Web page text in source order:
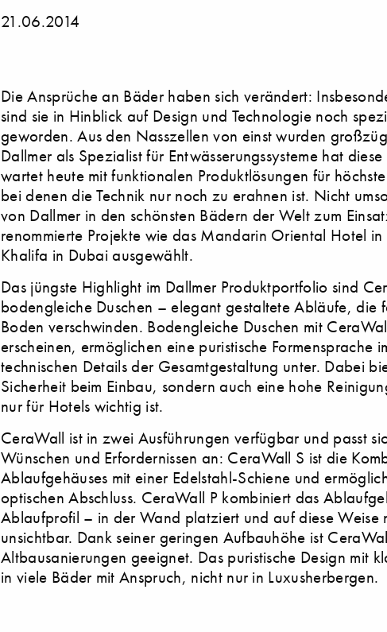
21.06.2014
Die Ansprüche an Bäder haben sich verändert:
sind sie in Hinblick auf Design und Technologie noch
geworden. Aus den Nasszellen von einst wurden
Dallmer als Spezialist für Entwässerungssysteme hat
wartet heute mit funktionalen Produktlösungen für
bei denen die Technik nur noch zu erahnen ist. Nicht
von Dallmer in den schönsten Bädern der Welt zum
renommierte Projekte wie das Mandarin Oriental Hotel
Khalifa in Dubai ausgewählt.
Das jüngste Highlight im Dallmer Produktportfolio sind
bodengleiche Duschen – elegant gestaltete Abläufe, die
Boden verschwinden. Bodengleiche Duschen mit
erscheinen, ermöglichen eine puristische Formensprache
technischen Details der Gesamtgestaltung unter. Dabei
Sicherheit beim Einbau, sondern auch eine hohe
nur für Hotels wichtig ist.
CeraWall ist in zwei Ausführungen verfügbar und passt
Wünschen und Erfordernissen an: CeraWall S ist die
Ablaufgehäuses mit einer Edelstahl-Schiene und
optischen Abschluss. CeraWall P kombiniert das
Ablaufprofil – in der Wand platziert und auf diese Weise
unsichtbar. Dank seiner geringen Aufbauhöhe ist
Altbausanierungen geeignet. Das puristische Design mit
in viele Bäder mit Anspruch, nicht nur in Luxusherbergen.